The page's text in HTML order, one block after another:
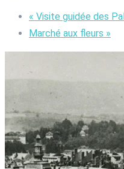
« Visite guidée des
Marché aux fleurs »